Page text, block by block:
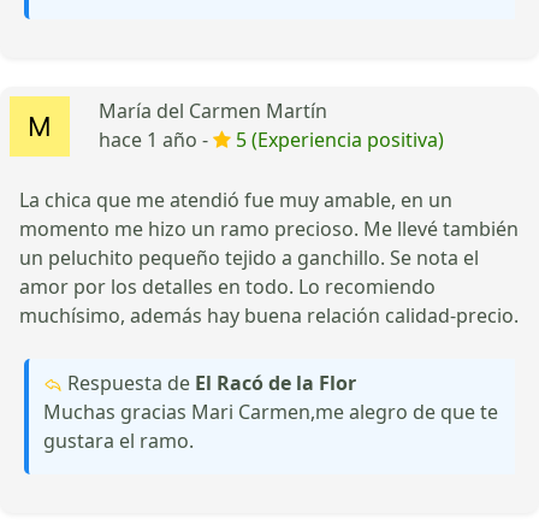
María del Carmen Martín
hace 1 año -
5 (Experiencia positiva)
La chica que me atendió fue muy amable, en un
momento me hizo un ramo precioso. Me llevé también
un peluchito pequeño tejido a ganchillo. Se nota el
amor por los detalles en todo. Lo recomiendo
muchísimo, además hay buena relación calidad-precio.
Respuesta de El Racó de la Flor
Muchas gracias Mari Carmen,me alegro de que te
gustara el ramo.